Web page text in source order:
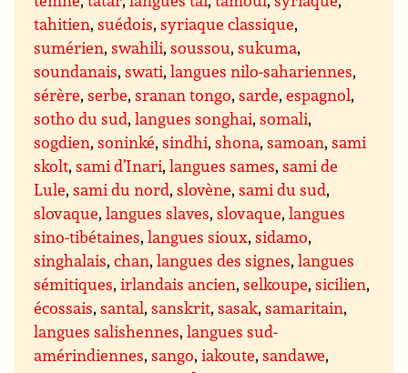
tahitien,suédois,syriaque classique,
sumérien,swahili,soussou,sukuma,
soundanais,swati,langues nilo-sahariennes,
sérère,serbe,sranan tongo,sarde,espagnol,
sotho du sud,langues songhai,somali,
sogdien,soninké,sindhi,shona,samoan,sami
skolt,sami d’Inari,langues sames,sami de
Lule,sami du nord,slovène,sami du sud,
slovaque,langues slaves,slovaque,langues
sino-tibétaines,langues sioux,sidamo,
singhalais,chan,langues des signes,langues
sémitiques,irlandais ancien,selkoupe,sicilien,
écossais,santal,sanskrit,sasak,samaritain,
langues salishennes,langues sud-
amérindiennes,sango,iakoute,sandawe,